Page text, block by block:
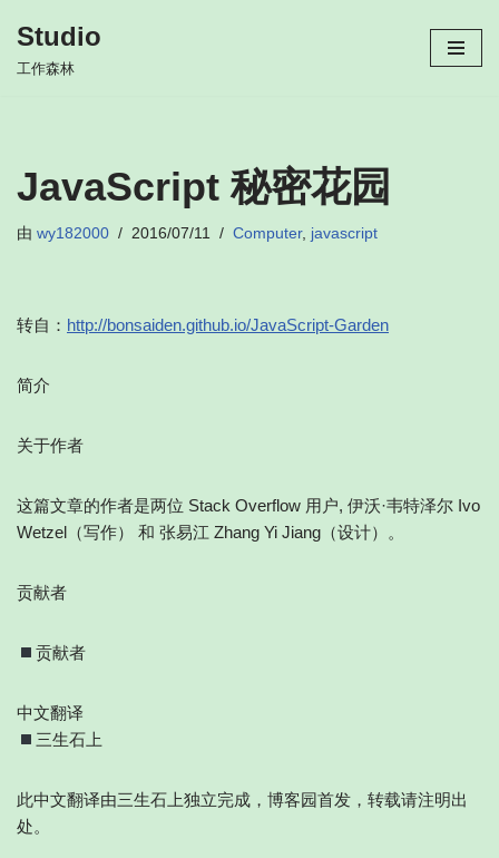
跳
Studio
工作森林
JavaScript 秘密花园
由 wy182000 2016/07/11 Computer, javascript
转自： http://bonsaiden.github.io/JavaScript-Garden
简介
关于作者
这篇文章的作者是两位 Stack Overflow 用户, 伊沃·韦特泽尔 Ivo
Wetzel（写作） 和 张易江 Zhang Yi Jiang（设计）。
贡献者
贡献者
中文翻译
三生石上
此中文翻译由三生石上独立完成，博客园首发，转载请注明出
处。